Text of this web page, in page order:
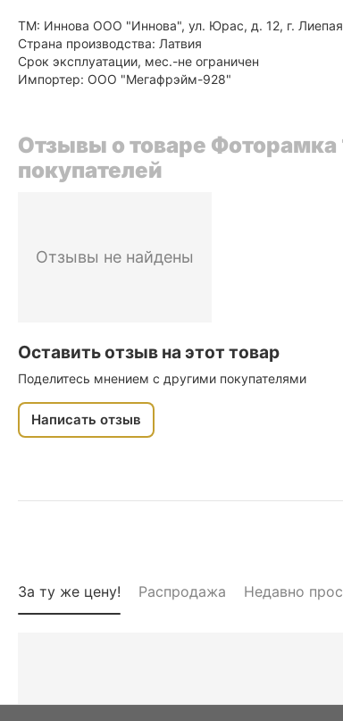
ТМ: Иннова ООО "Иннова", ул. Юрас, д. 12, г.
Страна производства: Латвия
Срок эксплуатации, мес.-не ограничен
Импортер: ООО "Мегафрэйм-928"
Отзывы о товаре
покупателей
Отзывы не найдены
Оставить отзыв на этот товар
Поделитесь мнением с другими покупателями
Написать отзыв
За ту же цену! Распродажа Недавно